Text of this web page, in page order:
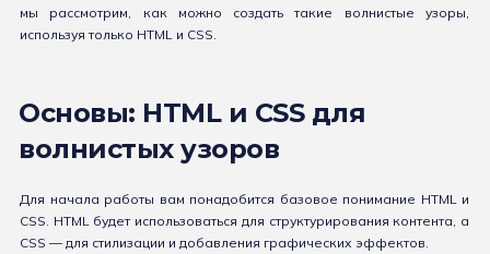
мы рассмотрим, как можно создать такие волнистые узоры,
используя только HTML и CSS.
Основы: HTML и CSS для
волнистых узоров
Для начала работы вам понадобится базовое понимание HTML и
CSS. HTML будет использоваться для структурирования контента, а
CSS — для стилизации и добавления графических эффектов.